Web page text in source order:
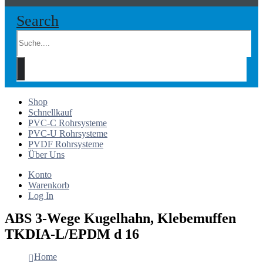
Search
Shop
Schnellkauf
PVC-C Rohrsysteme
PVC-U Rohrsysteme
PVDF Rohrsysteme
Über Uns
Konto
Warenkorb
Log In
ABS 3-Wege Kugelhahn, Klebemuffen
TKDIA-L/EPDM d 16
Home